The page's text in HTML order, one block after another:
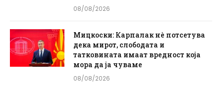
08/08/2026
Мицкоски: Карпалак нè потсетува
дека мирот, слободата и
татковината имаат вредност која
мора да ја чуваме
08/08/2026